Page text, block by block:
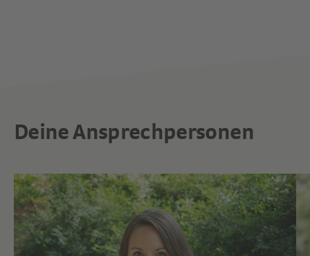
Deine Ansprechpersonen